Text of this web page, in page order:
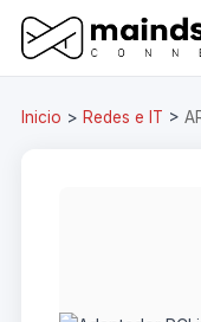
Inicio > Redes e IT >